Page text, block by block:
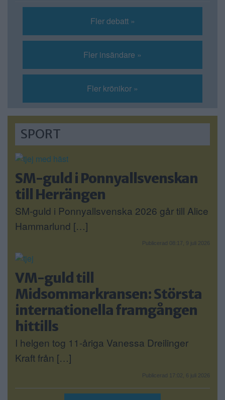
Fler debatt »
Fler insändare »
Fler krönikor »
SPORT
SM-guld i Ponnyallsvenskan
till Herrängen
SM-guld i Ponnyallsvenska 2026 går till Alice
Hammarlund […]
Publicerad 08:17, 9 juli 2026
VM-guld till
Midsommarkransen: Största
internationella framgången
hittills
I helgen tog 11-åriga Vanessa Dreilinger
Kraft från […]
Publicerad 17:02, 6 juli 2026